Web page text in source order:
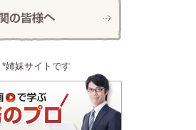
*姉妹サイトです